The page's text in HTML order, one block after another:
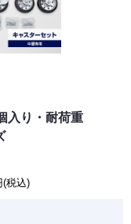
入り・耐荷重
(税込)